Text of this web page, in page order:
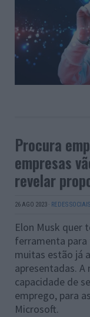
Procura
empresas
revelar
26 AGO 2023 · REDES SOCIAIS
Elon Musk quer
ferramenta
muitas estão já
apresentadas.
capacidade de
emprego, para
Microsoft.